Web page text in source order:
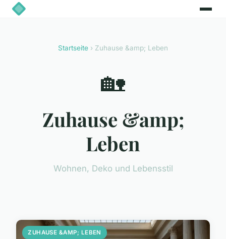
Startseite › Zuhause &amp; Leben
🏡
Zuhause &amp;
Leben
Wohnen, Deko und Lebensstil
ZUHAUSE &AMP; LEBEN